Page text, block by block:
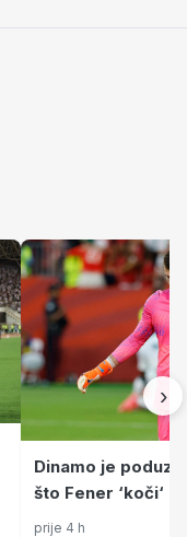
Dinamo je
što Fener ‘koči‘
Modri veći imaju
prije 4 h
›